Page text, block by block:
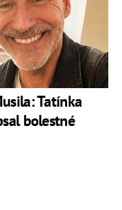
Tatínka
bolestné